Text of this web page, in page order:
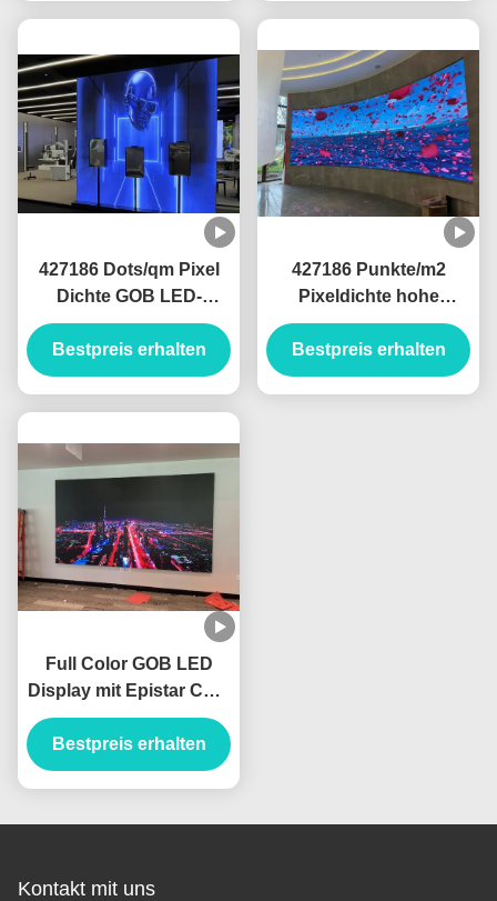
Zuverlässigkeit
427186 Dots/qm Pixel
Dichte GOB LED-
Anzeige 1R1G1B
Pixelzusammensetzung
000 Stunden
Bestpreis erhalten
427186 Punkte/m2
Pixeldichte hohe
Flachheit LED-Display
mit 000 Stunden
Betriebsdauer
Bestpreis erhalten
Full Color GOB LED
Display mit Epistar Chip
427186 Dots/qm
Pixeldichte
Bestpreis erhalten
Kontakt mit uns